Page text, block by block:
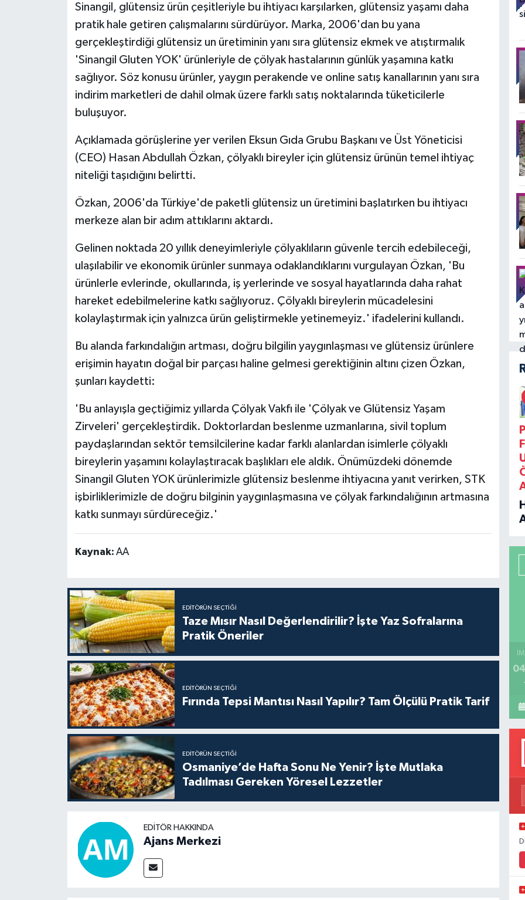
Sinangil, glütensiz ürün çeşitleriyle bu ihtiyacı karşılarken, glütensiz yaşamı daha
pratik hale getiren çalışmalarını sürdürüyor. Marka, 2006'dan bu yana
gerçekleştirdiği glütensiz un üretiminin yanı sıra glütensiz ekmek ve atıştırmalık
'Sinangil Gluten YOK' ürünleriyle de çölyak hastalarının günlük yaşamına katkı
sağlıyor. Söz konusu ürünler, yaygın perakende ve online satış kanallarının yanı sıra
indirim marketleri de dahil olmak üzere farklı satış noktalarında tüketicilerle
buluşuyor.
Açıklamada görüşlerine yer verilen Eksun Gıda Grubu Başkanı ve Üst Yöneticisi
(CEO) Hasan Abdullah Özkan, çölyaklı bireyler için glütensiz ürünün temel ihtiyaç
niteliği taşıdığını belirtti.
Özkan, 2006'da Türkiye'de paketli glütensiz un üretimini başlatırken bu ihtiyacı
merkeze alan bir adım attıklarını aktardı.
Gelinen noktada 20 yıllık deneyimleriyle çölyaklıların güvenle tercih edebileceği,
ulaşılabilir ve ekonomik ürünler sunmaya odaklandıklarını vurgulayan Özkan, 'Bu
ürünlerle evlerinde, okullarında, iş yerlerinde ve sosyal hayatlarında daha rahat
hareket edebilmelerine katkı sağlıyoruz. Çölyaklı bireylerin mücadelesini
kolaylaştırmak için yalnızca ürün geliştirmekle yetinemeyiz.' ifadelerini kullandı.
Bu alanda farkındalığın artması, doğru bilgilin yaygınlaşması ve glütensiz ürünlere
erişimin hayatın doğal bir parçası haline gelmesi gerektiğinin altını çizen Özkan,
şunları kaydetti:
'Bu anlayışla geçtiğimiz yıllarda Çölyak Vakfı ile 'Çölyak ve Glütensiz Yaşam
Zirveleri' gerçekleştirdik. Doktorlardan beslenme uzmanlarına, sivil toplum
paydaşlarından sektör temsilcilerine kadar farklı alanlardan isimlerle çölyaklı
bireylerin yaşamını kolaylaştıracak başlıkları ele aldık. Önümüzdeki dönemde
Sinangil Gluten YOK ürünlerimizle glütensiz beslenme ihtiyacına yanıt verirken, STK
işbirliklerimizle de doğru bilginin yaygınlaşmasına ve çölyak farkındalığının artmasına
katkı sunmayı sürdüreceğiz.'
Kaynak: AA
EDITÖRÜN SEÇTIĞI
Taze Mısır Nasıl Değerlendirilir? İşte Yaz Sofralarına
Pratik Öneriler
EDITÖRÜN SEÇTIĞI
Fırında Tepsi Mantısı Nasıl Yapılır? Tam Ölçülü Pratik Tarif
EDITÖRÜN SEÇTIĞI
Osmaniye’de Hafta Sonu Ne Yenir? İşte Mutlaka
Tadılması Gereken Yöresel Lezzetler
EDITÖR HAKKINDA
Ajans Merkezi